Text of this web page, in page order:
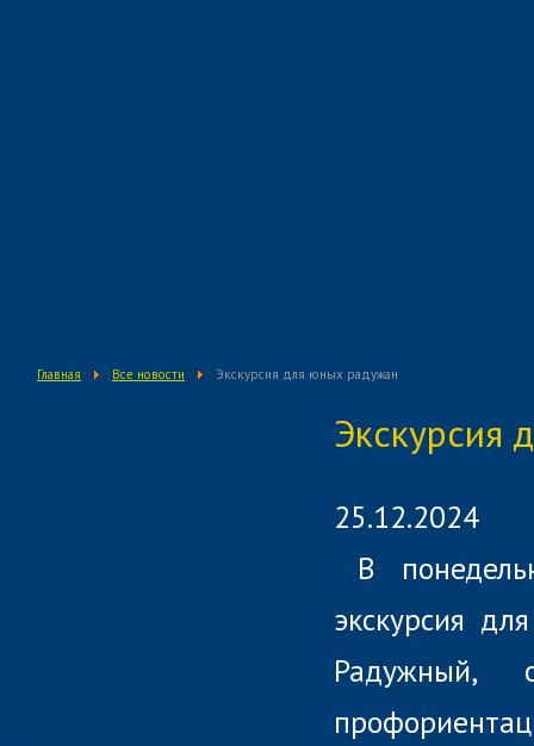
Главная Все новости Экскурсия для юных радужан
Экскурсия
25.12.2024
В
экскурсия
Радужный,